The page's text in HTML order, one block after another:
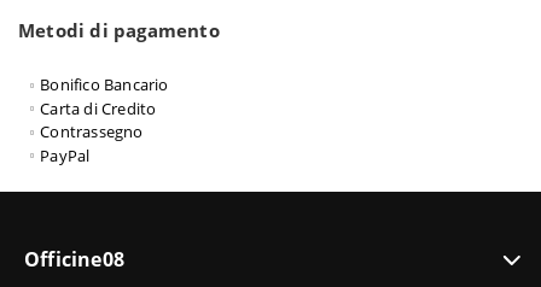
Metodi di pagamento
Bonifico Bancario
Carta di Credito
Contrassegno
PayPal
Officine08